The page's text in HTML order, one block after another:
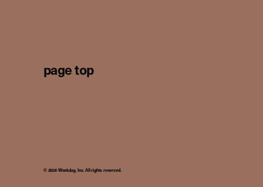
page top
© 2026 Weekday, Inc. All rights reserved.